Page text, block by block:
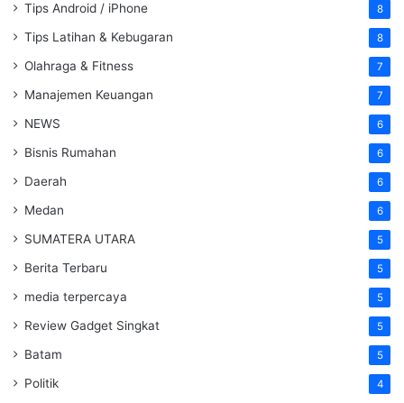
Tips Android / iPhone 8
Tips Latihan & Kebugaran 8
Olahraga & Fitness 7
Manajemen Keuangan 7
NEWS 6
Bisnis Rumahan 6
Daerah 6
Medan 6
SUMATERA UTARA 5
Berita Terbaru 5
media terpercaya 5
Review Gadget Singkat 5
Batam 5
Politik 4